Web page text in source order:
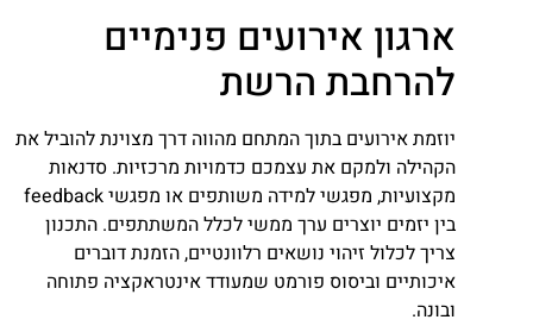
ארגון אירועים פנימיים
להרחבת הרשת
יוזמת אירועים בתוך המתחם מהווה דרך מצוינת להוביל את
הקהילה ולמקם את עצמכם כדמויות מרכזיות. סדנאות
מקצועיות, מפגשי למידה משותפים או מפגשי feedback
בין יזמים יוצרים ערך ממשי לכלל המשתתפים. התכנון
צריך לכלול זיהוי נושאים רלוונטיים, הזמנת דוברים
איכותיים וביסוס פורמט שמעודד אינטראקציה פתוחה
ובונה.